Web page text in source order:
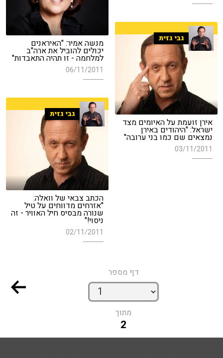
מנשה אמיר: "האיראנים
יכולים להוביל את ארה"ב
למלחמה - זו תהיה התאבדות"
06/11/2011
גבי גזית
אירן זועמת על האיומים מצד
ישראל: "היהודים באירן
נמצאים שם כמו בני ערובה"
03/11/2011
גבי גזית
הכתב צבאי של וואלה:
"אזרחים מדווחים על טיל
שנורה מבסיס חיל האוויר - זה
ניסוי!"
02/11/2011
דף מספר
מתוך
2